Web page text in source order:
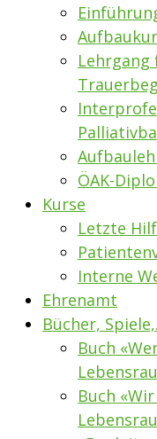
Lehrgang
ÖAK-
Kurse
Letzte
Interne
Ehrenamt
Bücher,
Buch
Buch